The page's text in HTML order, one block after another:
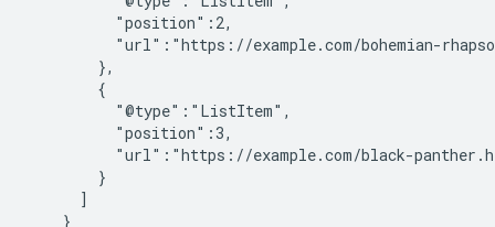
          "position":2,
"url":"https://example.com/bohemian-
        },
        {
          "@type":"ListItem",
          "position":3,
"url":"https://example.com/black-
        }
      ]
    }